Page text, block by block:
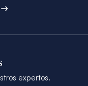
expertos.